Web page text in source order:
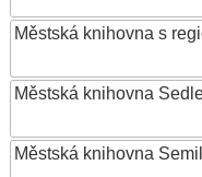
Městská knihovna s
Městská knihovna
Městská knihovna